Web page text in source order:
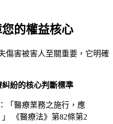
的權益核心
傷害被害人至關重要，它明確
糾紛的核心判斷標準
「醫療業務之施行，應
《醫療法》第82條第2